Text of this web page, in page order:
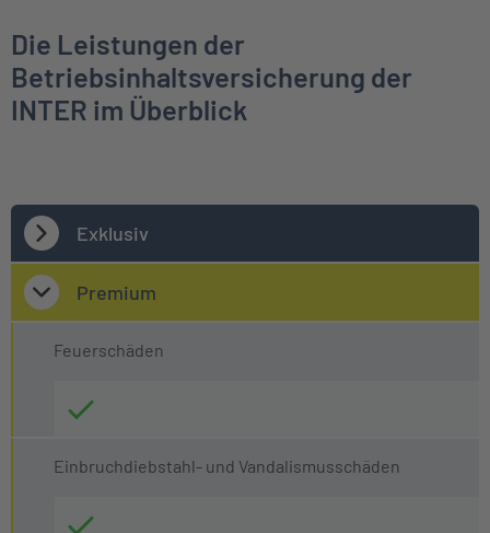
Die Leistungen der
Betriebsinhaltsversicherung der
INTER im Überblick
Exklusiv
Premium
Feuerschäden
Einbruchdiebstahl- und Vandalismusschäden